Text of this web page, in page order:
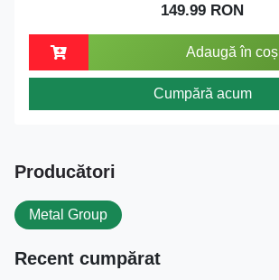
149.99 RON
Adaugă în coș
Cumpără acum
Producători
Metal Group
Recent cumpărat